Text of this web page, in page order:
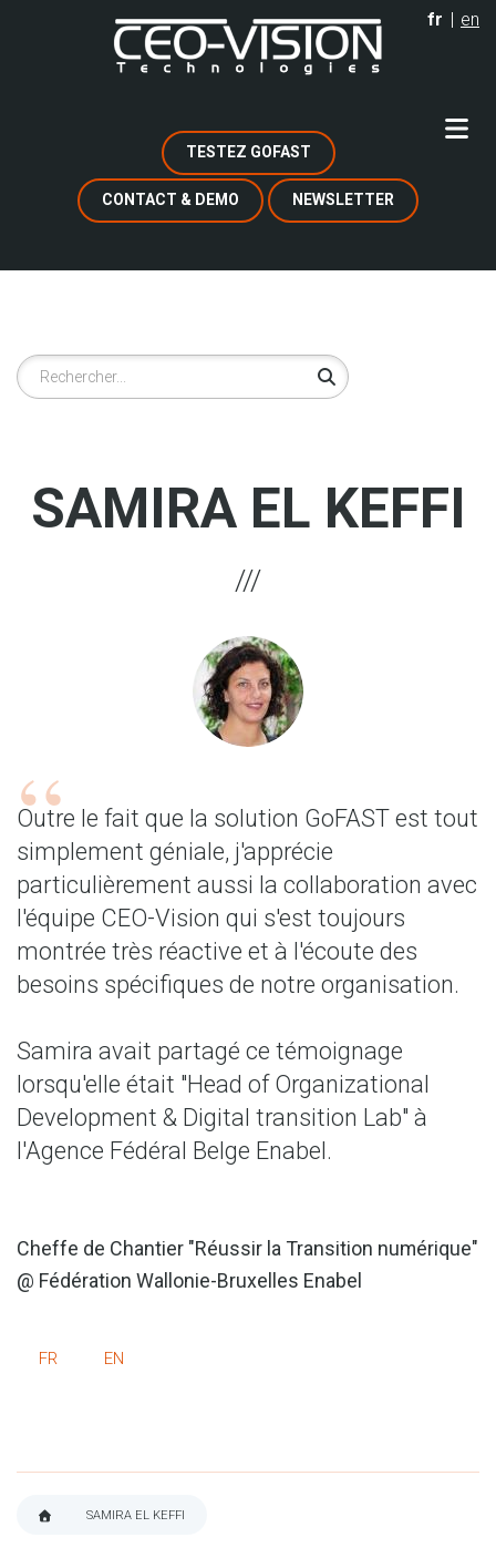
fr en
TESTEZ GOFAST
CONTACT & DEMO NEWSLETTER
Rechercher
SAMIRA EL KEFFI
Outre le fait que la solution GoFAST est tout
simplement géniale, j'apprécie
particulièrement aussi la collaboration avec
l'équipe CEO-Vision qui s'est toujours
montrée très réactive et à l'écoute des
besoins spécifiques de notre organisation.
Samira avait partagé ce témoignage
lorsqu'elle était "Head of Organizational
Development & Digital transition Lab" à
l'Agence Fédéral Belge Enabel.
Cheffe de Chantier "Réussir la Transition numérique"
@ Fédération Wallonie-Bruxelles Enabel
FR EN
SAMIRA EL KEFFI